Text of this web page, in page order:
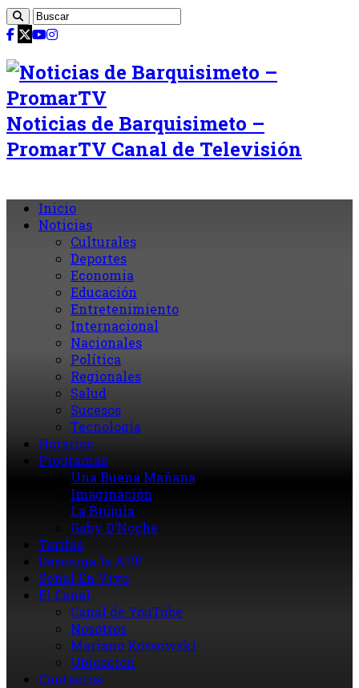
Noticias de Barquisimeto –
PromarTV Canal de Televisión
Inicio
Noticias
Culturales
Deportes
Economia
Educación
Entretenimiento
Internacional
Nacionales
Política
Regionales
Salud
Sucesos
Tecnología
Horarios
Programas
Una Buena Mañana
Imaginación
La Brújula
Gaby D’Noche
Tarifas
Descarga la APP
Señal En Vivo
El Canal
Canal de YouTube
Nosotros
Mariano Kossowski
Ubicación
Contactos